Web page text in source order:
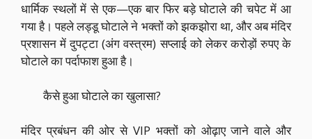
धार्मिक स्थलों में से एक—एक बार फिर बड़े घोटाले की चपेट में आ
गया है। पहले लड्डू घोटाले ने भक्तों को झकझोरा था, और अब मंदिर
प्रशासन में दुपट्टा (अंग वस्त्रम) सप्लाई को लेकर करोड़ों रुपए के
घोटाले का पर्दाफाश हुआ है।
कैसे हुआ घोटाले का खुलासा?
मंदिर प्रबंधन की ओर से VIP भक्तों को ओढ़ाए जाने वाले और